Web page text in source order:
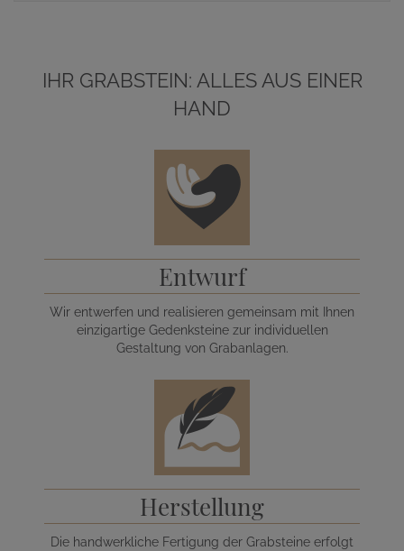
IHR GRABSTEIN: ALLES AUS EINER
HAND
Entwurf
Wir entwerfen und realisieren gemeinsam mit Ihnen
einzigartige Gedenksteine zur individuellen
Gestaltung von Grabanlagen.
Herstellung
Die handwerkliche Fertigung der Grabsteine erfolgt